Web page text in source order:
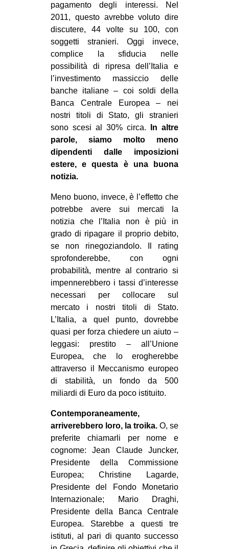
pagamento degli interessi. Nel
2011, questo avrebbe voluto dire
discutere, 44 volte su 100, con
soggetti stranieri. Oggi invece,
complice la sfiducia nelle
possibilità di ripresa dell’Italia e
l’investimento massiccio delle
banche italiane – coi soldi della
Banca Centrale Europea – nei
nostri titoli di Stato, gli stranieri
sono scesi al 30% circa.
In altre
parole, siamo molto meno
dipendenti dalle imposizioni
estere, e questa è una buona
notizia.
Meno buono, invece, è l’effetto che
potrebbe avere sui mercati la
notizia che l’Italia non è più in
grado di ripagare il proprio debito,
se non rinegoziandolo. Il rating
sprofonderebbe, con ogni
probabilità, mentre al contrario si
impennerebbero i tassi d’interesse
necessari per collocare sul
mercato i nostri titoli di Stato.
L’Italia, a quel punto, dovrebbe
quasi per forza chiedere un aiuto –
leggasi: prestito – all’Unione
Europea, che lo erogherebbe
attraverso il Meccanismo europeo
di stabilità, un fondo da 500
miliardi di Euro da poco istituito.
Contemporaneamente,
arriverebbero loro, la troika. O, se
preferite chiamarli per nome e
cognome: Jean Claude Juncker,
Presidente della Commissione
Europea; Christine Lagarde,
Presidente del Fondo Monetario
Internazionale; Mario Draghi,
Presidente della Banca Centrale
Europea. Starebbe a questi tre
istituti, al pari di quanto successo